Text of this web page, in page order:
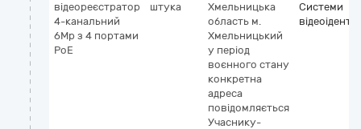
відеореєстратор
4-канальний
6Mp з 4 портами
PoE
штука
Хмельницька
область м.
Хмельницький
у період
воєнного стану
конкретна
адреса
повідомляється
Учаснику-
Системи